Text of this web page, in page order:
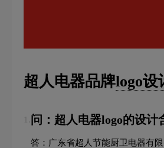
超人电器品牌logo设
问：超人电器logo的设计
答：广东省超人节能厨卫电器有